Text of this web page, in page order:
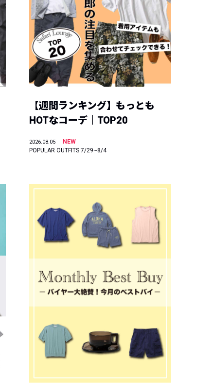
【週間ランキング】もっとも
HOTなコーデ｜TOP20
2026.08.05
NEW
POPULAR OUTFITS 7/29~8/4